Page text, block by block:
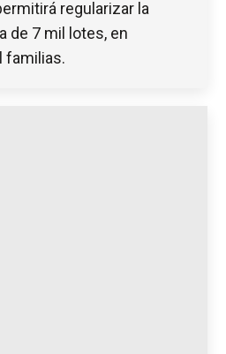
regularizar la
de 7 mil lotes, en
familias.